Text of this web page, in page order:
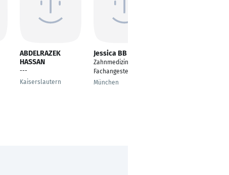
ABDELRAZEK
HASSAN
---
Kaiserslautern
Jessica BB
Zahnmedizinische
Fachangestellte
München